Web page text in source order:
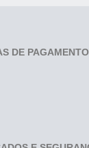
DE PAGAMENTO